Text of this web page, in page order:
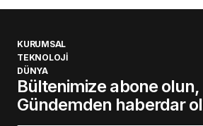
KURUMSAL
TEKNOLOJİ
DÜNYA
Bültenimize abone olun,
Gündemden haberdar